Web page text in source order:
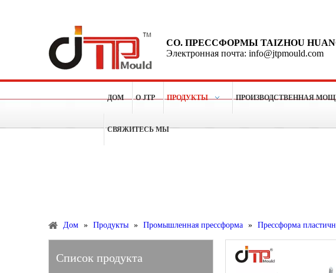
CO. ПРЕССФОРМЫ TAIZHOU
Электронная почта: info@jtpmould.com
ДОМ О JTP ПРОДУКТЫ ПРОИЗВОДСТВЕННАЯ
СВЯЖИТЕСЬ МЫ
Дом » Продукты » Промышленная прессформа » Прессформа
Список продукта